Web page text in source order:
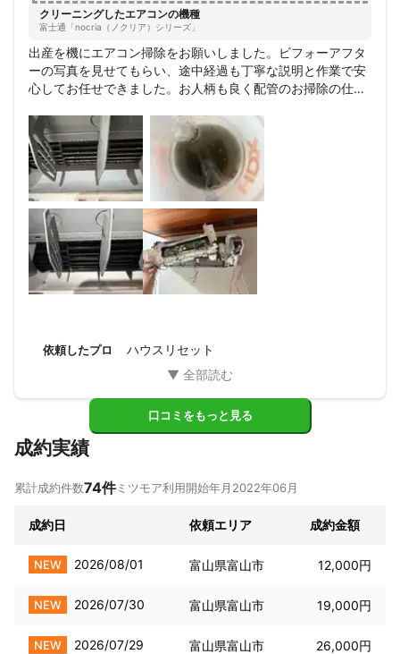
1⃣ 動作確認
まずは不具合や汚れをチェック！
気になる事などをご相談下さい。
2⃣ 養生
周囲を汚さないためにしっかりと養生して大切な
家具家電を養生します。
3⃣ 分解洗浄
本体カバーやフィルターなどの部品を取り外して
細部まで丁寧に洗浄します。
4⃣ 高圧洗浄
専用機材とお客様とエアコン本体にも優しい洗剤
で熱交換器・ファンを洗浄します。
5⃣ 動作確認
作業場所の清掃をして、作業完了です。
▲▲▲▲▲▲▲▲▲▲▲▲▲▲▲▲▲▲▲
ご質問や気になること、
┗━━━━━━━━━━━━━━━┛
最後までご覧いただき有難うございます。
ご予約、お待ちしております！
クリーニングしたエアコンの機種
富士通「nocria（ノクリア）シリーズ」
出産を機にエアコン掃除をお願いしました。ビフォーアフタ
ーの写真を見せてもらい、途中経過も丁寧な説明と作業で安
心してお任せできました。お人柄も良く配管のお掃除の仕方
供やペットに安心して使えるものを使用されていました。ま
たお願いしたいと思います。ありがとうございました！
依頼したプロ ハウスリセット
口コミをもっと見る
成約実績
累計成約件数74件ミツモア利用開始年月 2022年06月
成約日 依頼エリア 成約金額
NEW 2026/08/01 富山県富山市 12,000円
NEW 2026/07/30 富山県富山市 19,000円
NEW 2026/07/29 富山県富山市 26,000円